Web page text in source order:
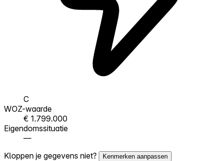
C
WOZ-waarde
€ 1.799.000
Eigendomssituatie
—
Kloppen je gegevens niet?
Kenmerken aanpassen